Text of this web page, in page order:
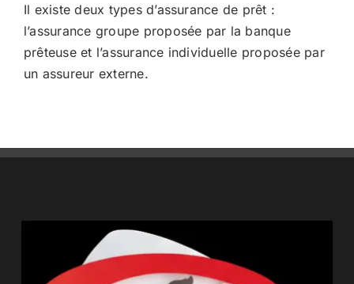
Il existe deux types d’assurance de prêt :
l’assurance groupe proposée par la banque
prêteuse et l’assurance individuelle proposée par
un assureur externe.